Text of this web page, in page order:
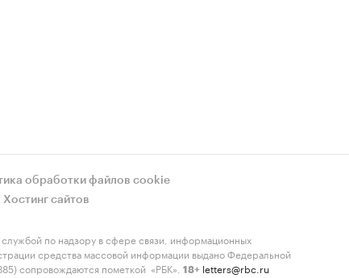
обработки файлов cookie
Хостинг сайтов
по надзору в сфере связи, информационных
средства массовой информации выдано Федеральной
сопровождаются пометкой «РБК».
18+ letters@rbc.ru